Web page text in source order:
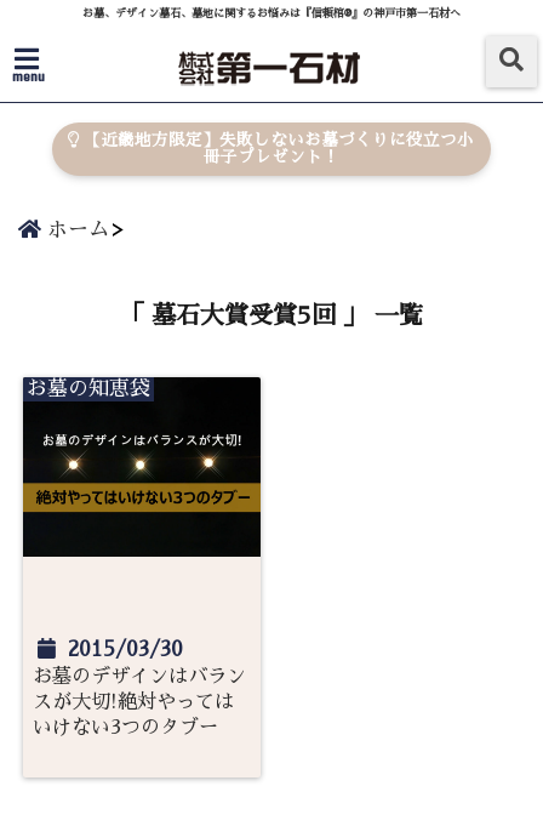
お墓、デザイン墓石、墓地に関するお悩みは『信頼棺®』の神戸市第一石材へ
menu
【近畿地方限定】失敗しないお墓づくりに役立つ小
冊子プレゼント！
ホーム
「 墓石大賞受賞5回 」 一覧
お墓の知恵袋
2015/03/30
お墓のデザインはバラン
スが大切!絶対やっては
いけない3つのタブー